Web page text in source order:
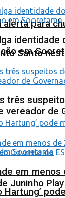
alerta para
Santo
Hartung’
em
três
vereador de
em menos
Juninho